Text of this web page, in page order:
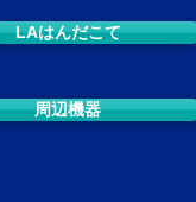
LAはんだこて
周辺機器